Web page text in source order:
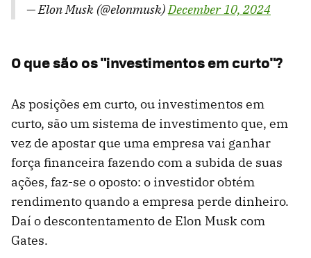
— Elon Musk (@elonmusk)December 10, 2024
O que são os "investimentos em curto"?
As posições em curto, ou investimentos em
curto, são um sistema de investimento que, em
vez de apostar que uma empresa vai ganhar
força financeira fazendo com a subida de suas
ações, faz-se o oposto: o investidor obtém
rendimento quando a empresa perde dinheiro.
Daí o descontentamento de Elon Musk com
Gates.